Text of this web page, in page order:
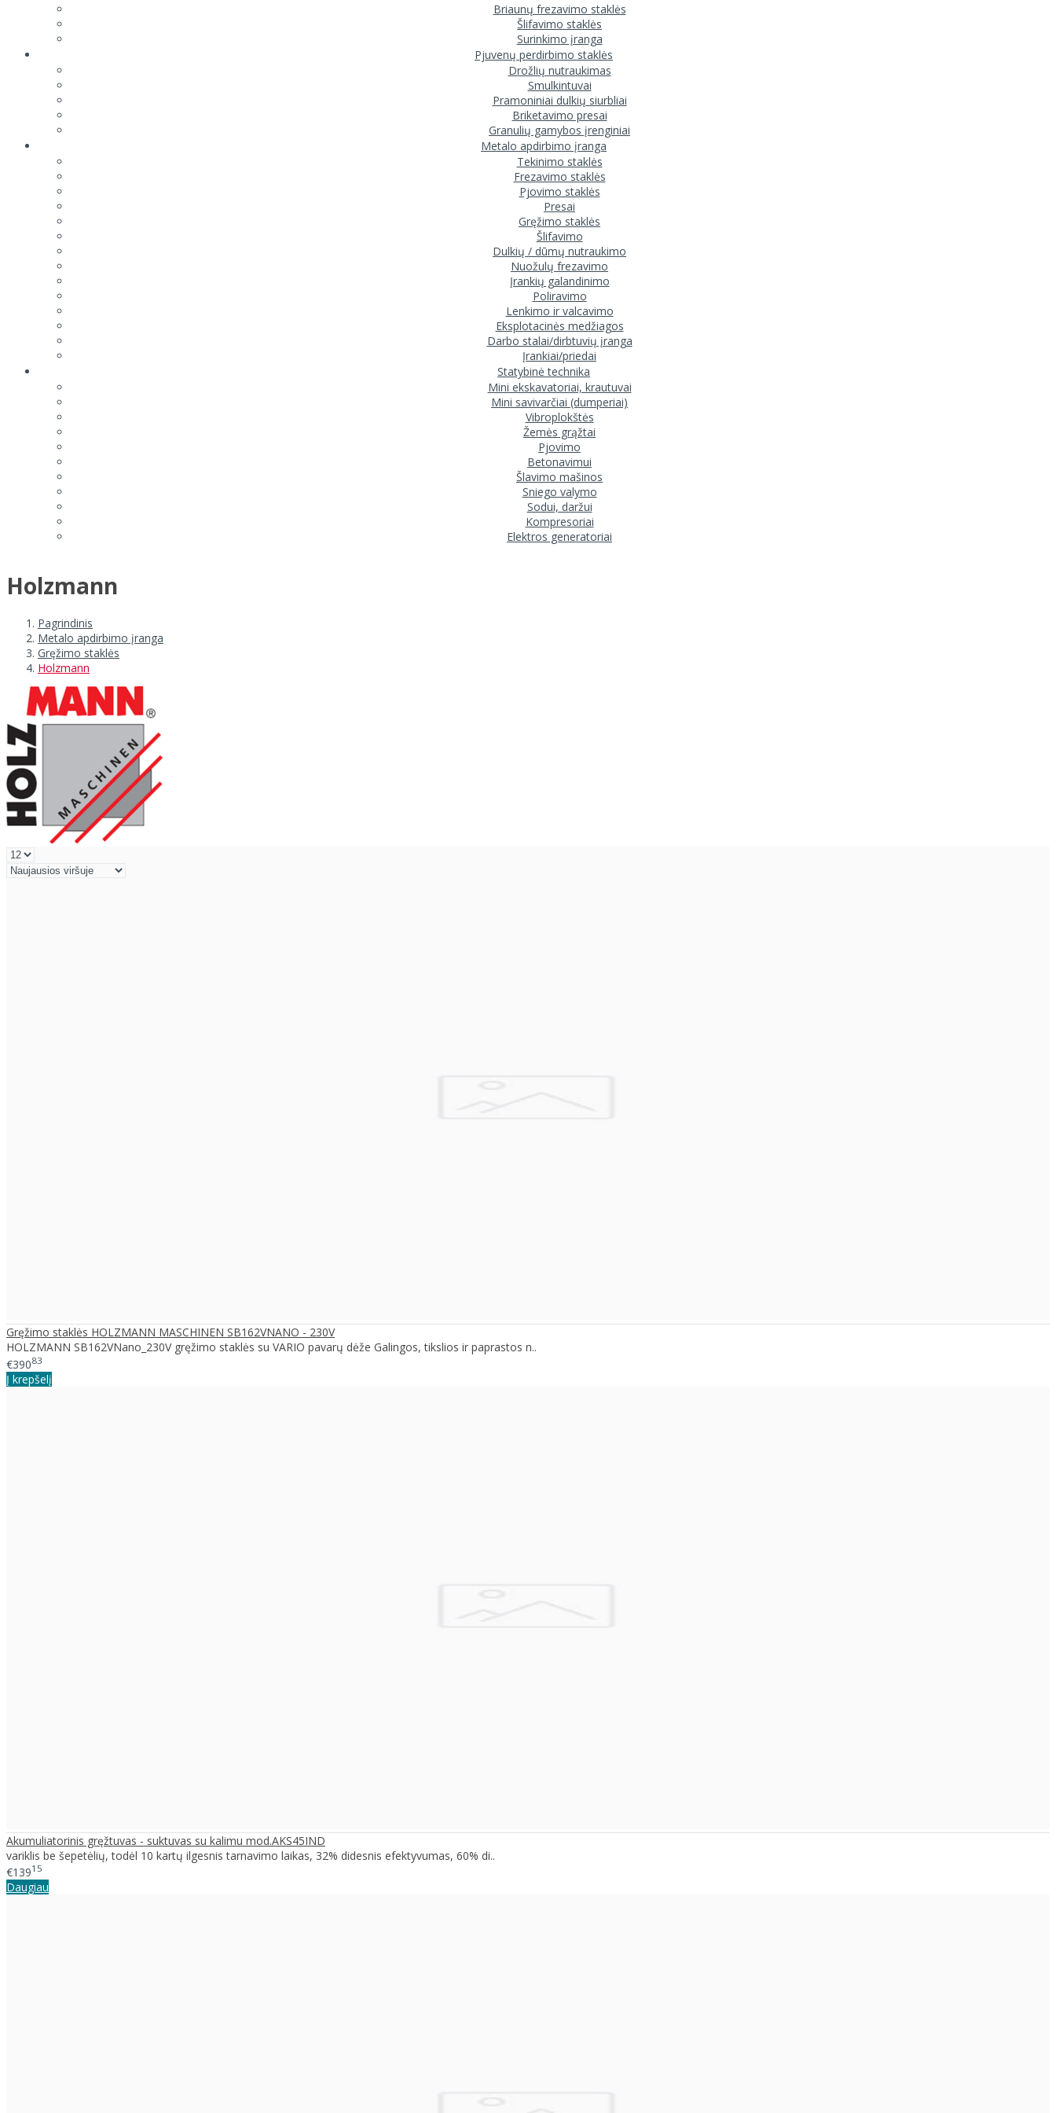
Briaunų frezavimo staklės
Šlifavimo staklės
Surinkimo įranga
Pjuvenų perdirbimo staklės
Drožlių nutraukimas
Smulkintuvai
Pramoniniai dulkių siurbliai
Briketavimo presai
Granulių gamybos įrenginiai
Metalo apdirbimo įranga
Tekinimo staklės
Frezavimo staklės
Pjovimo staklės
Presai
Gręžimo staklės
Šlifavimo
Dulkių / dūmų nutraukimo
Nuožulų frezavimo
Įrankių galandinimo
Poliravimo
Lenkimo ir valcavimo
Eksplotacinės medžiagos
Darbo stalai/dirbtuvių įranga
Įrankiai/priedai
Statybinė technika
Mini ekskavatoriai, krautuvai
Mini savivarčiai (dumperiai)
Vibroplokštės
Žemės grąžtai
Pjovimo
Betonavimui
Šlavimo mašinos
Sniego valymo
Sodui, daržui
Kompresoriai
Elektros generatoriai
Holzmann
Pagrindinis
Metalo apdirbimo įranga
Gręžimo staklės
Holzmann
Gręžimo staklės HOLZMANN MASCHINEN SB162VNANO - 230V
HOLZMANN SB162VNano_230V gręžimo staklės su VARIO pavarų dėže Galingos, tikslios ir paprastos n..
€39083
Į krepšelį
Akumuliatorinis gręžtuvas - suktuvas su kalimu mod.AKS45IND
variklis be šepetėlių, todėl 10 kartų ilgesnis tarnavimo laikas, 32% didesnis efektyvumas, 60% di..
€13915
Daugiau